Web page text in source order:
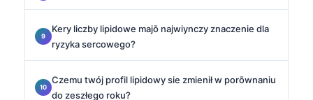
Kery liczby lipidowe majō najwiynczy znaczenie dla
ryzyka sercowego?
Czemu twój profil lipidowy sie zmienił w porōwnaniu
do zeszłego roku?